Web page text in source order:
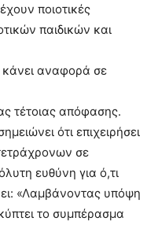
ποιοτικές
παιδικών και
αναφορά σε
τέτοιας απόφασης.
ότι επιχειρήσει
σε
ευθύνη για ό,τι
«Λαμβάνοντας υπόψη
το συμπέρασμα